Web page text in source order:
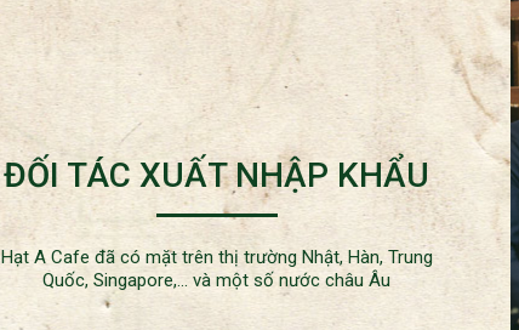
ĐỐI TÁC XUẤT NHẬP KHẨU
Hạt A Cafe đã có mặt trên thị trường Nhật, Hàn, Trung
Quốc, Singapore,... và một số nước châu Âu